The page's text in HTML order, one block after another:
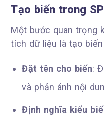
Tạo biến trong
Một bước quan trọng
tích dữ liệu là tạo biến
Đặt tên cho biến:
và phản ánh nội
Định nghĩa kiểu